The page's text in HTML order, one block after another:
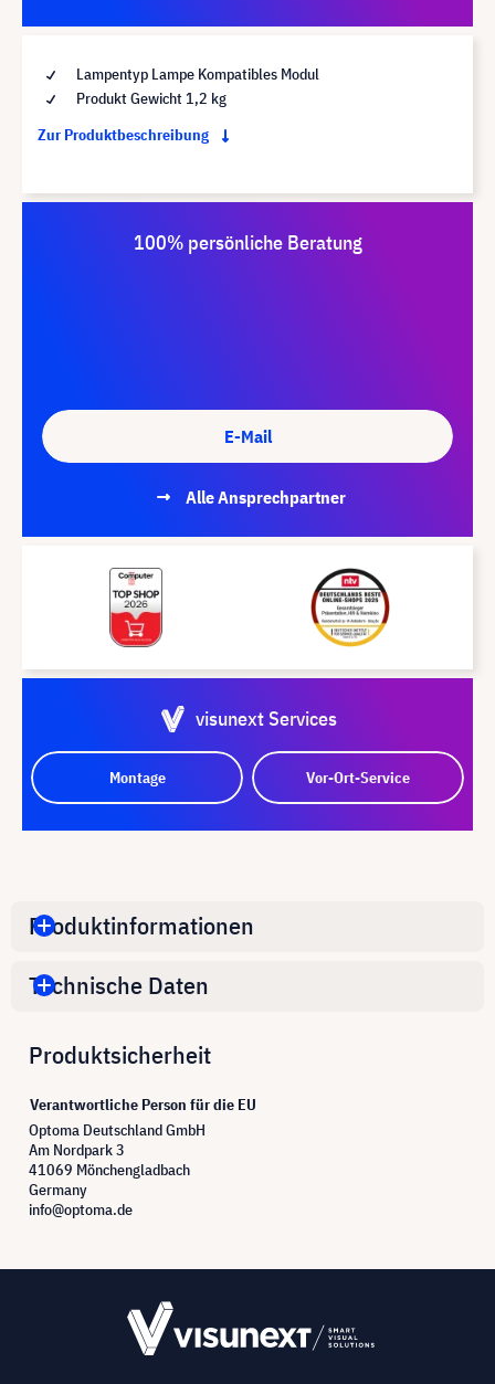
Lampentyp Lampe Kompatibles Modul
Produkt Gewicht 1,2 kg
Zur Produktbeschreibung
100% persönliche Beratung
E-Mail
Alle Ansprechpartner
visunext Services
Montage Vor-Ort-Service
Produktinformationen
Technische Daten
Produktsicherheit
Verantwortliche Person für die EU
Optoma Deutschland GmbH
Am Nordpark 3
41069 Mönchengladbach
Germany
info@optoma.de